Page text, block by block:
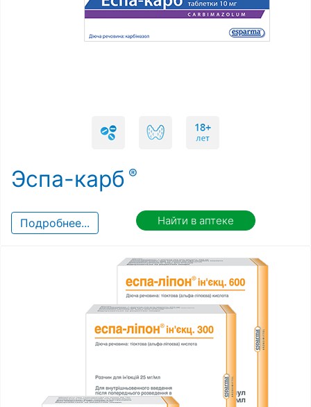
Эспа-карб
Найти в аптеке
Подробнее...